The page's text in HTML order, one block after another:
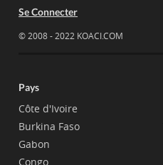
Se Connecter
© 2008 - 2022 KOACI.COM
Pays
Côte d'Ivoire
Burkina Faso
Gabon
Congo